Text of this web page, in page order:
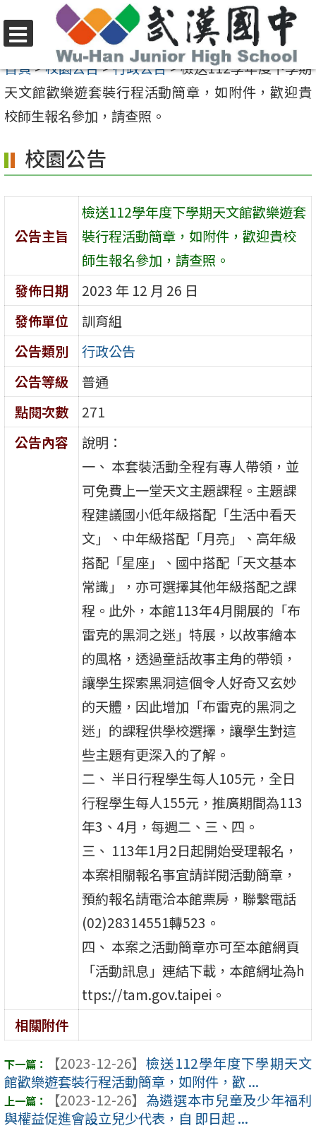
至
要
內
區
選
單
首頁>校園公告>行政公告>檢送112學年度下學期
天文館歡樂遊套裝行程活動簡章，如附件，歡迎貴
校師生報名參加，請查照。
校園公告
公告主旨
檢送112學年度下學期天文館歡樂遊套
裝行程活動簡章，如附件，歡迎貴校
師生報名參加，請查照。
發佈日期
2023 年 12 月 26 日
發佈單位
訓育組
公告類別
行政公告
公告等級
普通
點閱次數
271
公告內容
說明：
一、 本套裝活動全程有專人帶領，並
可免費上一堂天文主題課程。主題課
程建議國小低年級搭配「生活中看天
文」、中年級搭配「月亮」、高年級
搭配「星座」、國中搭配「天文基本
常識」，亦可選擇其他年級搭配之課
程。此外，本館113年4月開展的「布
雷克的黑洞之迷」特展，以故事繪本
的風格，透過童話故事主角的帶領，
讓學生探索黑洞這個令人好奇又玄妙
的天體，因此增加「布雷克的黑洞之
迷」的課程供學校選擇，讓學生對這
些主題有更深入的了解。
二、 半日行程學生每人105元，全日
行程學生每人155元，推廣期間為113
年3、4月，每週二、三、四。
三、 113年1月2日起開始受理報名，
本案相關報名事宜請詳閱活動簡章，
預約報名請電洽本館票房，聯繫電話
(02)28314551轉523。
四、 本案之活動簡章亦可至本館網頁
「活動訊息」連結下載，本館網址為h
ttps://tam.gov.taipei。
相關附件
【2023-12-26】 檢送112學年度下學期天文
館歡樂遊套裝行程活動簡章，如附件，歡 ...
【2023-12-26】 為遴選本市兒童及少年福利
與權益促進會設立兒少代表，自 即日起 ...